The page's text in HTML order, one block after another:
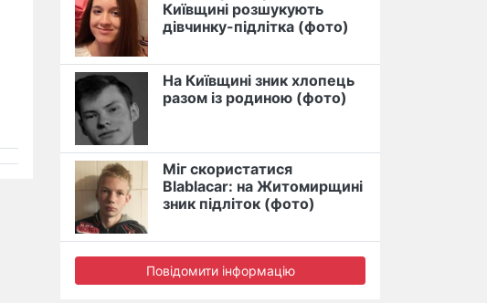
Київщині розшукують
дівчинку-підлітка (фото)
На Київщині зник хлопець
разом із родиною (фото)
Міг скористатися
Blablacar: на Житомирщині
зник підліток (фото)
Повідомити інформацію